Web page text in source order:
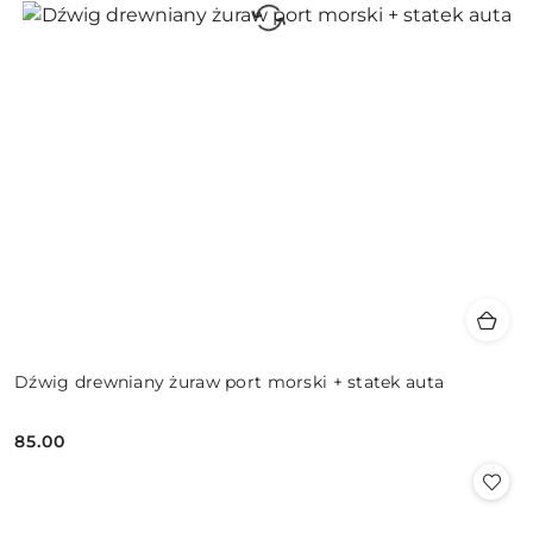
Dźwig drewniany żuraw port morski + statek auta
Cena:
85.00